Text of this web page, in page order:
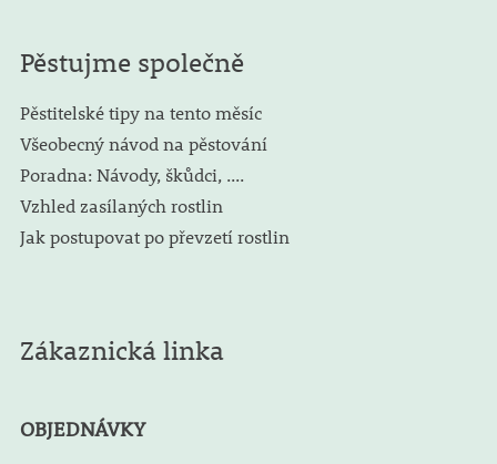
Pěstujme společně
Pěstitelské tipy na tento měsíc
Všeobecný návod na pěstování
Poradna: Návody, škůdci, ....
Vzhled zasílaných rostlin
Jak postupovat po převzetí rostlin
Zákaznická linka
OBJEDNÁVKY